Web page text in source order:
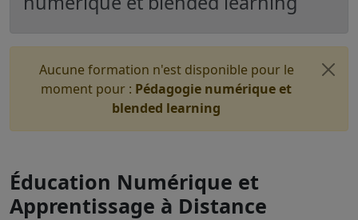
Aucune formation n'est disponible pour le
moment pour : Pédagogie numérique et
blended learning
Éducation Numérique et
Apprentissage à Distance